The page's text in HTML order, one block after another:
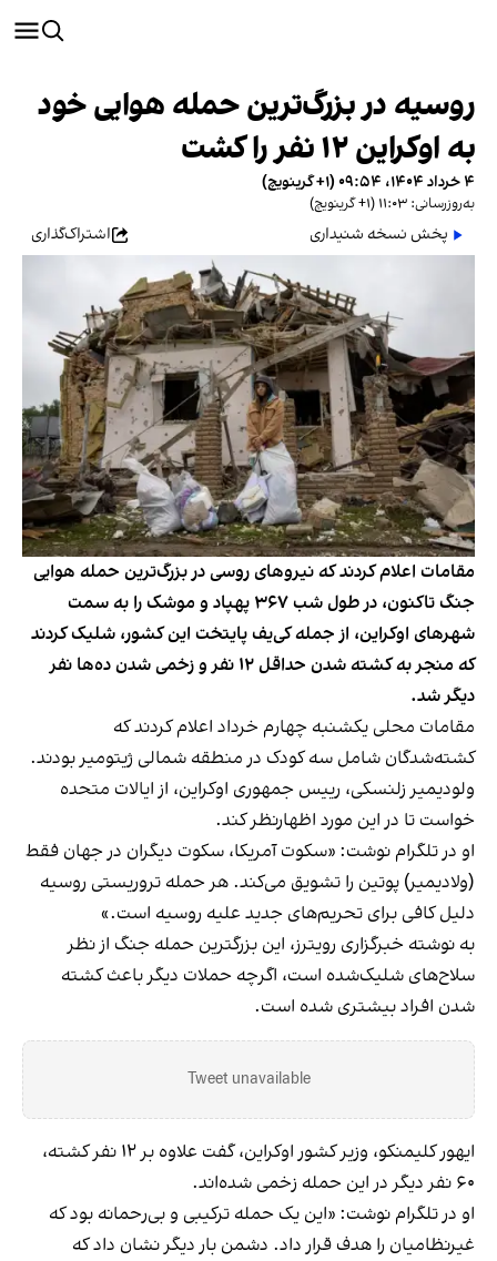
روسیه در بزرگ‌ترین حمله هوایی خود
به اوکراین ۱۲ نفر را کشت
۴ خرداد ۱۴۰۴، ۰۹:۵۴ (‎+۱ گرینویچ)
به‌روزرسانی: ۱۱:۰۳ (‎+۱ گرینویچ)
پخش نسخه شنیداری اشتراک‌گذاری
مقامات اعلام کردند که نیروهای روسی در بزرگ‌ترین حمله هوایی
جنگ تاکنون، در طول شب ۳۶۷ پهپاد و موشک را به سمت
شهرهای اوکراین، از جمله کی‌یف پایتخت این کشور، شلیک کردند
که منجر به کشته شدن حداقل ۱۲ نفر و زخمی شدن ده‌ها نفر
دیگر شد.
مقامات محلی یکشنبه چهارم خرداد اعلام کردند که
کشته‌شدگان شامل سه کودک در منطقه شمالی ژیتومیر بودند.
ولودیمیر زلنسکی، رییس جمهوری اوکراین، از ایالات متحده
خواست تا در این مورد اظهارنظر کند.
او در تلگرام نوشت: «سکوت آمریکا، سکوت دیگران در جهان فقط
(ولادیمیر) پوتین را تشویق می‌کند. هر حمله تروریستی روسیه
دلیل کافی برای تحریم‌های جدید علیه روسیه است.»
به نوشته خبرگزاری رویترز، این بزرگترین حمله جنگ از نظر
سلاح‌های شلیک‌شده است، اگرچه حملات دیگر باعث کشته
شدن افراد بیشتری شده است.
Tweet unavailable
ایهور کلیمنکو، وزیر کشور اوکراین، گفت علاوه بر ۱۲ نفر کشته،
۶۰ نفر دیگر در این حمله زخمی شده‌اند.
او در تلگرام نوشت: «این یک حمله ترکیبی و بی‌رحمانه بود که
غیرنظامیان را هدف قرار داد. دشمن بار دیگر نشان داد که